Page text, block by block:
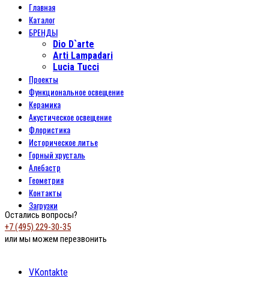
Главная
Каталог
БРЕНДЫ
Dio D`arte
Arti Lampadari
Lucia Tucci
Проекты
Функциональное освещение
Керамика
Акустическое освещение
Флористика
Историческое литье
Горный хрусталь
Алебастр
Геометрия
Контакты
Загрузки
Остались вопросы?
+7 (495) 229-30-35
или мы можем перезвонить
VKontakte